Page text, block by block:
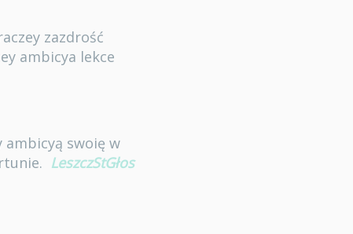
zazdrość
ambicya lekce
ambicyą swoię w
LeszczStGłos